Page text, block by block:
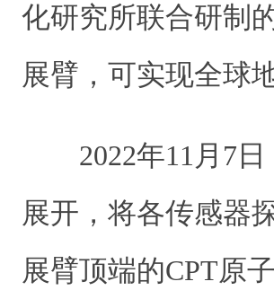
化研究所联合研制
展臂，可实现全球
2022年11月7日
展开，将各传感器
展臂顶端的CPT原